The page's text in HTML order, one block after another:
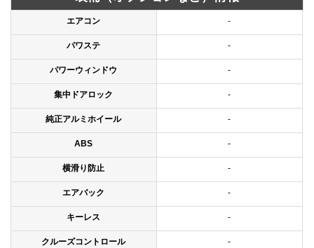
エアコン -
パワステ -
パワーウィンドウ -
集中ドアロック -
純正アルミホイール -
ABS -
横滑り防止 -
エアバック -
キーレス -
クルーズコントロール -